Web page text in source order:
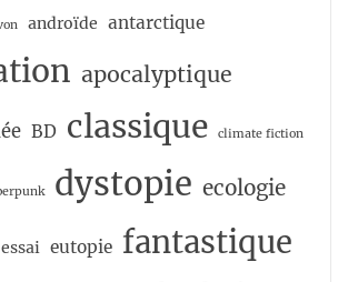
androïde antarctique
apocalyptique
BD classique climate fiction
dystopie ecologie
essai eutopie fantastique